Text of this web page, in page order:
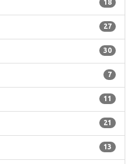
18
27
30
7
11
21
13